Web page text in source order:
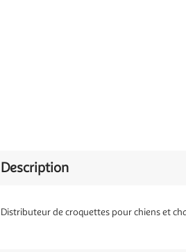
Description
Distributeur de croquettes pour chiens et